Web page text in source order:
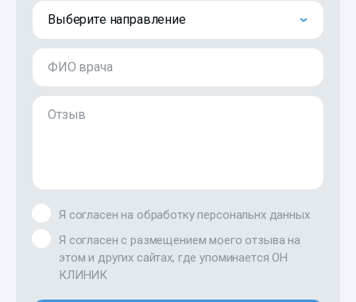
Выберите направление
ФИО врача
Отзыв
Я согласен на обработку персональнх данных
Я согласен с размещением моего отзыва на
этом и других сайтах, где упоминается ОН
КЛИНИК